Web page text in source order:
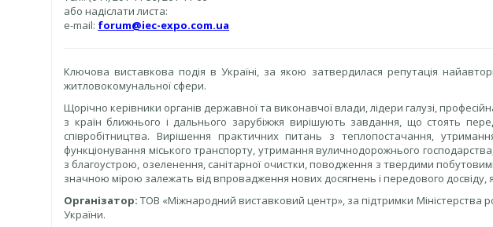
або надіслати листа:
e-mail: forum@iec-expo.com.ua
Ключова виставкова подія в Україні, за якою затвердилася репутація
житловокомунальної сфери.
Щорічно керівники органів державної та виконавчої влади, лідери галузі,
з країн ближнього і дальнього зарубіжжя вирішують завдання, що стоять
співробітництва. Вирішення практичних питань з теплопостачання,
функціонування міського транспорту, утримання вуличнодорожнього
з благоустрою, озеленення, санітарної очистки, поводження з твердими
значною мірою залежать від впровадження нових досягнень і передового досвіду,
Організатор: ТОВ «Міжнародний виставковий центр», за підтримки Міністерства
України.